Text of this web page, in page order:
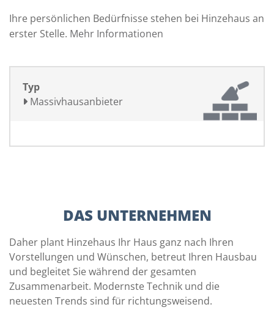
Ihre persönlichen Bedürfnisse stehen bei Hinzehaus an
erster Stelle. Mehr Informationen
Typ
Massivhausanbieter
DAS UNTERNEHMEN
Daher plant Hinzehaus Ihr Haus ganz nach Ihren
Vorstellungen und Wünschen, betreut Ihren Hausbau
und begleitet Sie während der gesamten
Zusammenarbeit. Modernste Technik und die
neuesten Trends sind für richtungsweisend.